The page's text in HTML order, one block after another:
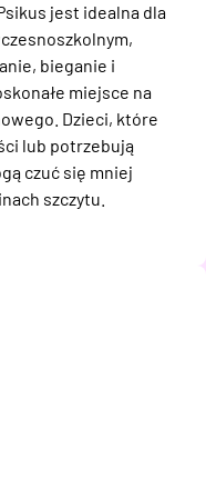
jest idealna dla
bieganie i
miejsce na
Dzieci, które
lub potrzebują
czuć się mniej
szczytu.